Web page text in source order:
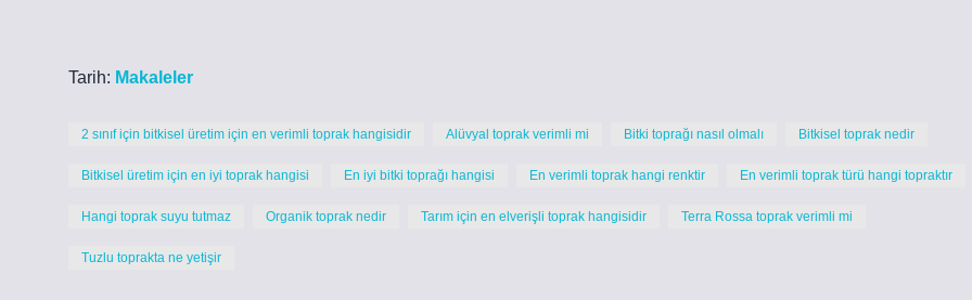
Tarih: Makaleler
2 sınıf için bitkisel üretim için en verimli toprak hangisidir Alüvyal toprak verimli mi Bitki toprağı nasıl olmalı Bitkisel toprak nedir
Bitkisel üretim için en iyi toprak hangisi En iyi bitki toprağı hangisi En verimli toprak hangi renktir En verimli toprak türü hangi topraktır
Hangi toprak suyu tutmaz Organik toprak nedir Tarım için en elverişli toprak hangisidir Terra Rossa toprak verimli mi
Tuzlu toprakta ne yetişir